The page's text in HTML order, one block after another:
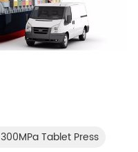
300MPa Tablet Press